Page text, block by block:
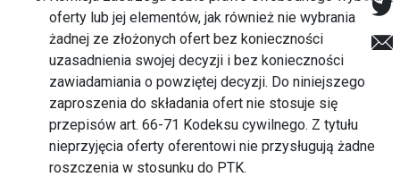
oferty lub jej elementów, jak również nie wybrania
żadnej ze złożonych ofert bez konieczności
uzasadnienia swojej decyzji i bez konieczności
zawiadamiania o powziętej decyzji. Do niniejszego
zaproszenia do składania ofert nie stosuje się
przepisów art. 66-71 Kodeksu cywilnego. Z tytułu
nieprzyjęcia oferty oferentowi nie przysługują żadne
roszczenia w stosunku do PTK.